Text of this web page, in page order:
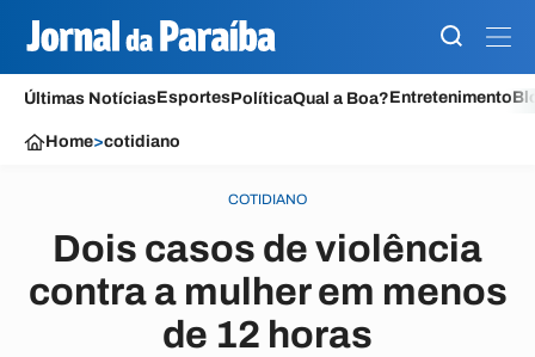
Últimas NotíciasEsportesPolíticaQual a Boa?Entretenimento
Home>cotidiano
COTIDIANO
Dois casos de violência
contra a mulher em menos
de 12 horas